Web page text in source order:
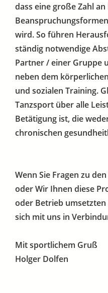
dass eine große Zahl
wird. So führen
ständig notwendige
Partner / einer Gruppe
neben dem
und sozialen Training.
Tanzsport über alle
Betätigung ist, die
chronischen
Wenn Sie Fragen zu
oder Wir Ihnen diese
oder Betrieb umsetzten
sich mit uns in
Mit sportlichem Gruß
Holger Dolfen